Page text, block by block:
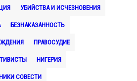
УБИЙСТВА И ИСЧЕЗНОВЕНИЯ
БЕЗНАКАЗАННОСТЬ
ПРАВОСУДИЕ
НИГЕРИЯ
СОВЕСТИ